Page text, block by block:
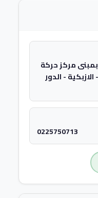
مركز حركة
- الازبكية - الدور
0225750713